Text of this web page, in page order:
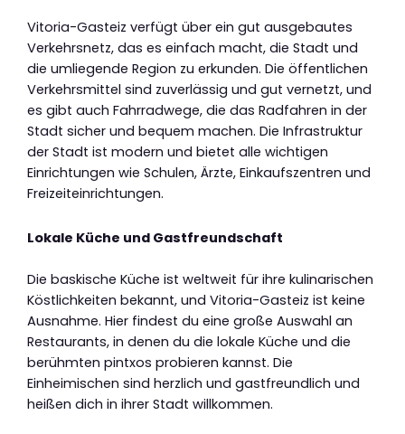
Vitoria-Gasteiz verfügt über ein gut ausgebautes
Verkehrsnetz, das es einfach macht, die Stadt und
die umliegende Region zu erkunden. Die öffentlichen
Verkehrsmittel sind zuverlässig und gut vernetzt, und
es gibt auch Fahrradwege, die das Radfahren in der
Stadt sicher und bequem machen. Die Infrastruktur
der Stadt ist modern und bietet alle wichtigen
Einrichtungen wie Schulen, Ärzte, Einkaufszentren und
Freizeiteinrichtungen.
Lokale Küche und Gastfreundschaft
Die baskische Küche ist weltweit für ihre kulinarischen
Köstlichkeiten bekannt, und Vitoria-Gasteiz ist keine
Ausnahme. Hier findest du eine große Auswahl an
Restaurants, in denen du die lokale Küche und die
berühmten pintxos probieren kannst. Die
Einheimischen sind herzlich und gastfreundlich und
heißen dich in ihrer Stadt willkommen.